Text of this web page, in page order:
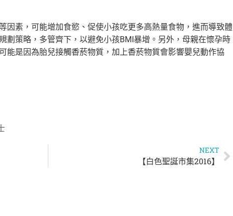
因素，可能增加食慾、促使小孩吃更多高熱量食物，進而導致體
劃策略，多管齊下，以避免小孩BMI暴增。另外，母親在懷孕時
能是因為胎兒接觸香菸物質，加上香菸物質會影響嬰兒動作協
NEXT
【白色聖誕市集2016】